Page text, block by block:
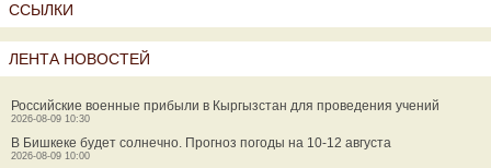
ССЫЛКИ
ЛЕНТА НОВОСТЕЙ
Российские военные прибыли в Кыргызстан для проведения учений
2026-08-09 10:30
В Бишкеке будет солнечно. Прогноз погоды на 10-12 августа
2026-08-09 10:00